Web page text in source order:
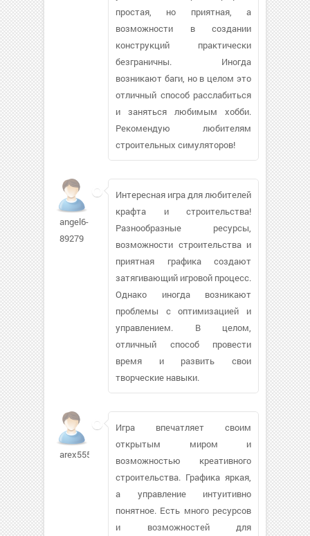
простая, но приятная, а
возможности в создании
конструкций практически
безграничны. Иногда
возникают баги, но в целом это
отличный способ расслабиться
и заняться любимым хобби.
Рекомендую любителям
строительных симуляторов!
angel6-
89279
Интересная игра для любителей
крафта и строительства!
Разнообразные ресурсы,
возможности строительства и
приятная графика создают
затягивающий игровой процесс.
Однако иногда возникают
проблемы с оптимизацией и
управлением. В целом,
отличный способ провести
время и развить свои
творческие навыки.
arex555
Игра впечатляет своим
открытым миром и
возможностью креативного
строительства. Графика яркая,
а управление интуитивно
понятное. Есть много ресурсов
и возможностей для